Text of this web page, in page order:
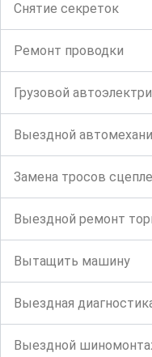
Снятие секреток
Ремонт проводки
Грузовой
Выездной
Замена тросов
Выездной ремонт
Вытащить машину
Выездная
Выездной